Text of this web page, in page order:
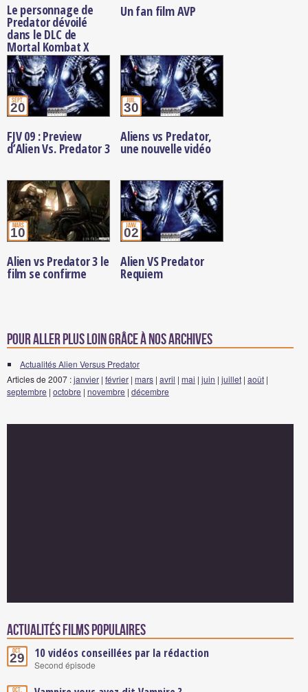
Le personnage de
Predator dévoilé
dans le DLC de
Mortal Kombat X
Un fan film AVP
sept.
20
FJV 09 : Preview
d’Alien Vs. Predator 3
juil.
30
Aliens vs Predator,
une nouvelle vidéo
mars
10
Alien vs Predator 3 le
film se confirme
janv.
02
Alien VS Predator
Requiem
Pour aller plus loin grâce à nos archives
Actualités Alien Versus Predator
Articles de 2007 :janvier | février | mars | avril | mai | juin | juillet | août |
septembre | octobre | novembre | décembre
Actualités Films populaires
Oct.
29 10 vidéos conseillées par la rédaction
Second épisode
Oct.